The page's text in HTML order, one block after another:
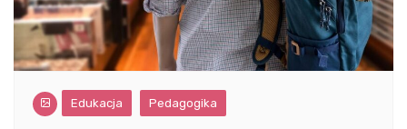
Edukacja Pedagogika